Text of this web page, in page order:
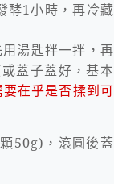
酵1小時，再冷藏
湯匙拌一拌，再
蓋子蓋好，基本
在乎是否揉到可
50g) ，滾圓後蓋